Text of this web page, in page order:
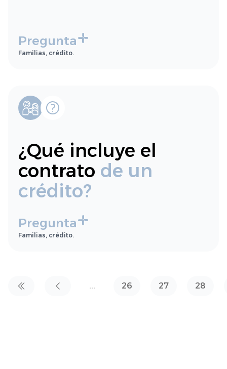
Pregunta
Familias, crédito.
¿Qué incluye el
contrato de un
crédito?
Pregunta
Familias, crédito.
... 26 27 28